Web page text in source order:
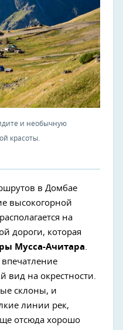
и необычную
красоты.
в Домбае
высокогорной
на
дороги, которая
Мусса-Ачитара.
вид на окрестности.
склоны, и
линии рек,
отсюда хорошо